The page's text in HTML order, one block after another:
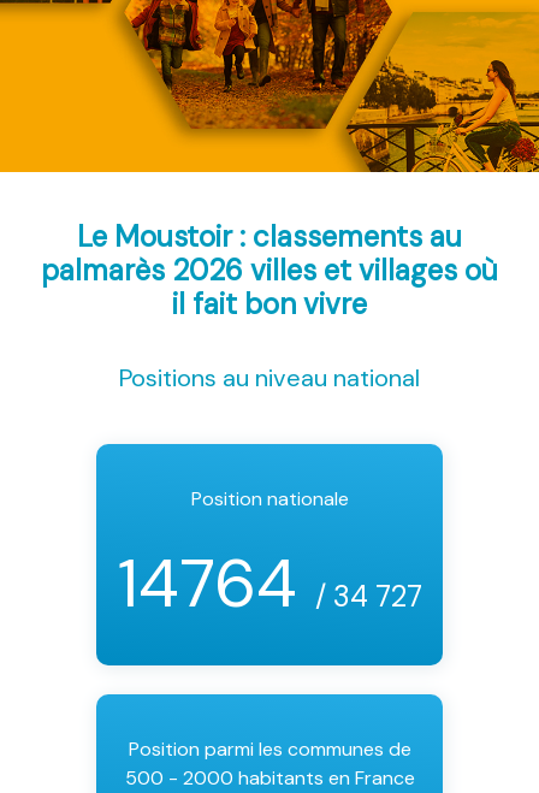
Le Moustoir : classements au
palmarès 2026 villes et villages où
il fait bon vivre
Positions au niveau national
Position nationale
14764 / 34 727
Position parmi les communes de
500 - 2000 habitants en France